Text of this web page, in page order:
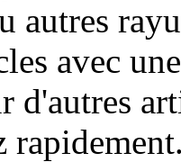
autres
avec
d'autres